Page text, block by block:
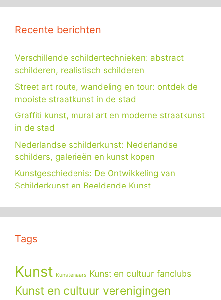
Recente berichten
Verschillende schildertechnieken: abstract
schilderen, realistisch schilderen
Street art route, wandeling en tour: ontdek de
mooiste straatkunst in de stad
Graffiti kunst, mural art en moderne straatkunst
in de stad
Nederlandse schilderkunst: Nederlandse
schilders, galerieën en kunst kopen
Kunstgeschiedenis: De Ontwikkeling van
Schilderkunst en Beeldende Kunst
Tags
Kunst Kunstenaars Kunst en cultuur fanclubs
Kunst en cultuur verenigingen